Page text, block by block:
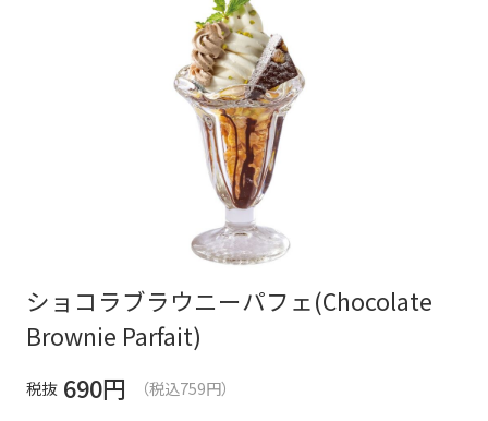
ショコラブラウニーパフェ(Chocolate
Brownie Parfait)
税抜 690円 （税込759円）